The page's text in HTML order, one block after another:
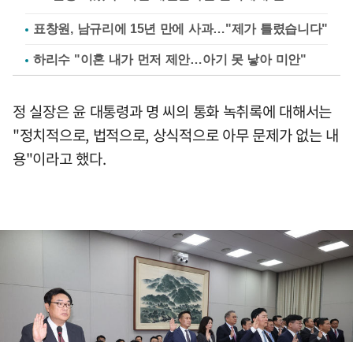
표창원, 남규리에 15년 만에 사과…"제가 틀렸습니다"
하리수 "이혼 내가 먼저 제안…아기 못 낳아 미안"
정 실장은 윤 대통령과 명 씨의 통화 녹취록에 대해서는
"정치적으로, 법적으로, 상식적으로 아무 문제가 없는 내
용"이라고 했다.